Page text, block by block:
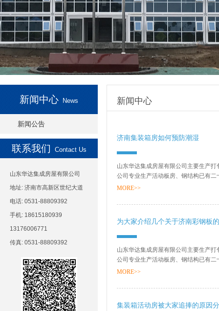
新闻中心 News
新闻公告
联系我们 Contact Us
山东华达集成房屋有限公司
地址: 济南市高新区世纪大道
电话: 0531-88809392
手机: 18615180939
13176006771
传真: 0531-88809392
新闻中心
济南集装箱房如何预防潮湿
山东华达集成房屋有限公司主要生产
公司专业生产活动板房、钢结构已有
销售网络、售后服务等方面打下了坚实
MORE>>
为大家介绍几个关于济南彩钢板
山东华达集成房屋有限公司主要生产
公司专业生产活动板房、钢结构已有
销售网络、售后服务等方面打下了坚实
MORE>>
集装箱活动房被大家追捧的原因